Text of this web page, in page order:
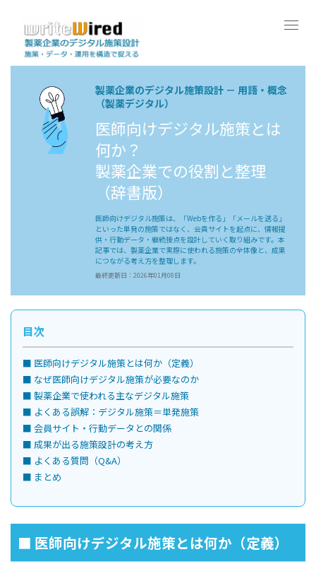
製薬企業のデジタル施策設計 － 用語・概念
（製薬デジタル）
医師向けデジタル施策とは
何か？
製薬企業での役割と整理
（辞書版）
医師向けデジタル施策は、「Webを作る」「メールを送る」
といった単発の施策ではなく、会員サイトを起点に、情報提
供・行動データ・継続接点を設計していく取り組みです。本
記事では、製薬企業で実際に使われる施策の全体像と、成果
につながる考え方を整理します。
最終更新日：2026年01月08日
目次
■ 医師向けデジタル施策とは何か（定義）
■ なぜ医師向けデジタル施策が必要なのか
■ 製薬企業で使われる主なデジタル施策
■ よくある誤解：デジタル施策＝単発施策
■ 会員サイト・行動データとの関係
■ 成果が出る施策設計の考え方
■ よくある質問（Q&A）
■ まとめ
■ 医師向けデジタル施策とは何か（定義）